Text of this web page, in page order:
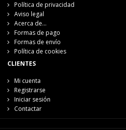
Política de privacidad
Aviso legal
Acerca de...
Formas de pago
Formas de envío
Política de cookies
CLIENTES
Mi cuenta
Registrarse
Iniciar sesión
Contactar